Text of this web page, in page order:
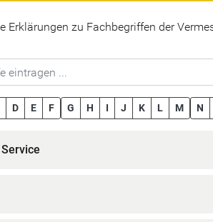
Erklärungen zu Fachbegriffen der
D E F G H I J K L M N